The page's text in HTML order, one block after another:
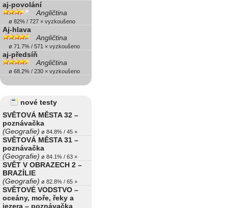
aj-povolání
Angličtina
ø 82% / 727 × vyzkoušeno
Aj-hlava
Angličtina
ø 71.7% / 571 × vyzkoušeno
aj-předsíň
Angličtina
ø 68.2% / 230 × vyzkoušeno
nové testy
SVĚTOVÁ MĚSTA 32 –
poznávačka
(Geografie) ø 84.8% / 45 ×
SVĚTOVÁ MĚSTA 31 –
poznávačka
(Geografie) ø 84.1% / 63 ×
SVĚT V OBRAZECH 2 –
BRAZÍLIE
(Geografie) ø 82.8% / 65 ×
SVĚTOVÉ VODSTVO –
oceány, moře, řeky a
jezera – poznávačka